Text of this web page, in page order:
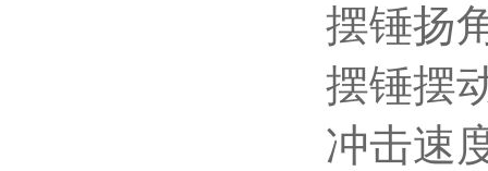
摆锤扬
摆锤摆
冲击速